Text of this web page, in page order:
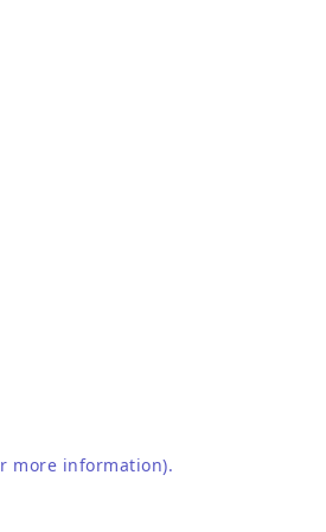
more information).